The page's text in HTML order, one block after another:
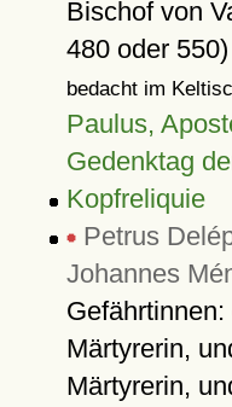
Bischof von
480 oder 550)
bedacht im
Paulus,
Gedenktag
Kopfreliquie
Petrus
Johannes
Gefährtinnen:
Märtyrerin,
Märtyrerin,